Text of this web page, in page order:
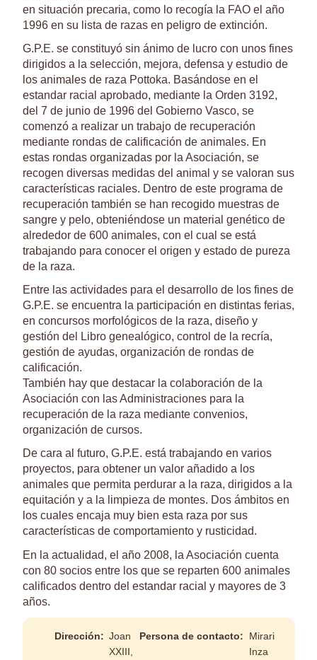
en situación precaria, como lo recogía la FAO el año
1996 en su lista de razas en peligro de extinción.
G.P.E. se constituyó sin ánimo de lucro con unos fines
dirigidos a la selección, mejora, defensa y estudio de
los animales de raza Pottoka. Basándose en el
estandar racial aprobado, mediante la Orden 3192,
del 7 de junio de 1996 del Gobierno Vasco, se
comenzó a realizar un trabajo de recuperación
mediante rondas de calificación de animales. En
estas rondas organizadas por la Asociación, se
recogen diversas medidas del animal y se valoran sus
características raciales. Dentro de este programa de
recuperación también se han recogido muestras de
sangre y pelo, obteniéndose un material genético de
alrededor de 600 animales, con el cual se está
trabajando para conocer el origen y estado de pureza
de la raza.
Entre las actividades para el desarrollo de los fines de
G.P.E. se encuentra la participación en distintas ferias,
en concursos morfológicos de la raza, diseño y
gestión del Libro genealógico, control de la recría,
gestión de ayudas, organización de rondas de
calificación.
También hay que destacar la colaboración de la
Asociación con las Administraciones para la
recuperación de la raza mediante convenios,
organización de cursos.
De cara al futuro, G.P.E. está trabajando en varios
proyectos, para obtener un valor añadido a los
animales que permita perdurar a la raza, dirigidos a la
equitación y a la limpieza de montes. Dos ámbitos en
los cuales encaja muy bien esta raza por sus
características de comportamiento y rusticidad.
En la actualidad, el año 2008, la Asociación cuenta
con 80 socios entre los que se reparten 600 animales
calificados dentro del estandar racial y mayores de 3
años.
Dirección: Joan
XXIII,
Persona de contacto:
Mirari
Inza